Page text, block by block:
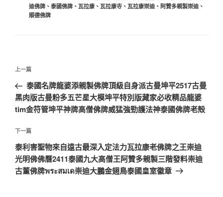
籤
迪佛牌、 泰國佛牌、 瓦拉康、 瓦拉康寺、 瓦拉康崇迪、 阿贊多親製崇迪、
順德佛牌
文
導
覽
上
一
篇
文
上一篇
泰國名牌龍婆添親製佛牌頂級自身派古曼坤平2517古曼
黑肉版古曼粉多五芒星大模坤平特別版藏家必收精品龍婆
tim金符管坤平神牌高僧佛牌威猛強勁護法神泰國佛牌老殻
下
一
篇
文
下一篇
泰利害聖物來自遠古最深入定法力瓦拉康老佛牌之王崇迪
光明佛佛曆2411泰國九大高僧王阿贊多親製三階發料崇迪
古董佛牌พระสมเด崇迪大鵬金翅鳥泰國皇室徽章